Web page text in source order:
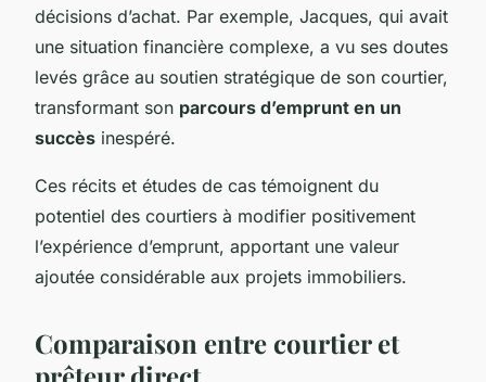
décisions d’achat. Par exemple, Jacques, qui avait
une situation financière complexe, a vu ses doutes
levés grâce au soutien stratégique de son courtier,
transformant son parcours d’emprunt en un
succès inespéré.
Ces récits et études de cas témoignent du
potentiel des courtiers à modifier positivement
l’expérience d’emprunt, apportant une valeur
ajoutée considérable aux projets immobiliers.
Comparaison entre courtier et